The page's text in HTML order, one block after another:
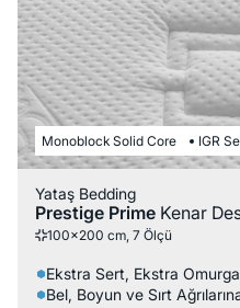
Monoblock Solid Core IGR
Yataş Bedding
Prestige Prime Kenar
100x200 cm, 7 Ölçü
Ekstra Sert, Ekstra
Bel, Boyun ve Sırt